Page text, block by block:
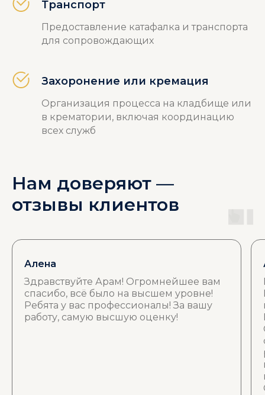
Транспорт
Предоставление катафалка и транспорта
для сопровождающих
Захоронение или кремация
Организация процесса на кладбище или
в крематории, включая координацию
всех служб
Нам доверяют —
отзывы клиентов
Алена
Здравствуйте Арам! Огромнейшее вам
спасибо, всё было на высшем уровне!
Ребята у вас профессионалы! За вашу
работу, самую высшую оценку!